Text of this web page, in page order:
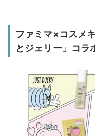
ファミマ×コスメ
とジェリー」コラ